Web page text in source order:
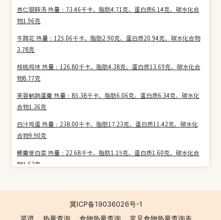
杏仁银肺汤 热量：73.46千卡、脂肪4.71克、蛋白质6.14克、碳水化合
物1.96克
牛蹄花 热量：125.06千卡、脂肪2.90克、蛋白质20.94克、碳水化合物
3.78克
核桃鸡块 热量：126.80千卡、脂肪4.38克、蛋白质13.69克、碳水化合
物8.77克
芙蓉鹌鹑蛋羹 热量：85.38千卡、脂肪6.06克、蛋白质6.34克、碳水化
合物1.36克
白汁鸡蛋 热量：238.00千卡、脂肪17.23克、蛋白质11.42克、碳水化
合物9.90克
鲫羹煲白菜 热量：22.68千卡、脂肪1.15克、蛋白质1.60克、碳水化合
物1.62克
化合物5.03克
松子仁烧香菇 热量：257.42千卡、脂肪25.10克、蛋白质3.28克、碳水
冀ICP备19036026号-1